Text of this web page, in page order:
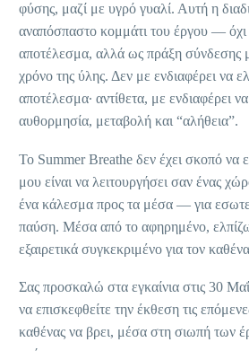
φύσης, μαζί με υγρό γυαλί. Αυτή η
αναπόσπαστο κομμάτι του έργου — όχι
αποτέλεσμα, αλλά ως πράξη σύνδεσης
χρόνο της ύλης. Δεν με ενδιαφέρει να
αποτέλεσμα· αντίθετα, με ενδιαφέρει
αυθορμησία, μεταβολή και “αλήθεια”.
Το Summer Breathe δεν έχει σκοπό να
μου είναι να λειτουργήσει σαν ένας
ένα κάλεσμα προς τα μέσα — για
παύση. Μέσα από το αφηρημένο,
εξαιρετικά συγκεκριμένο για τον
Σας προσκαλώ στα εγκαίνια στις 30
να επισκεφθείτε την έκθεση τις
καθένας να βρει, μέσα στη σιωπή των